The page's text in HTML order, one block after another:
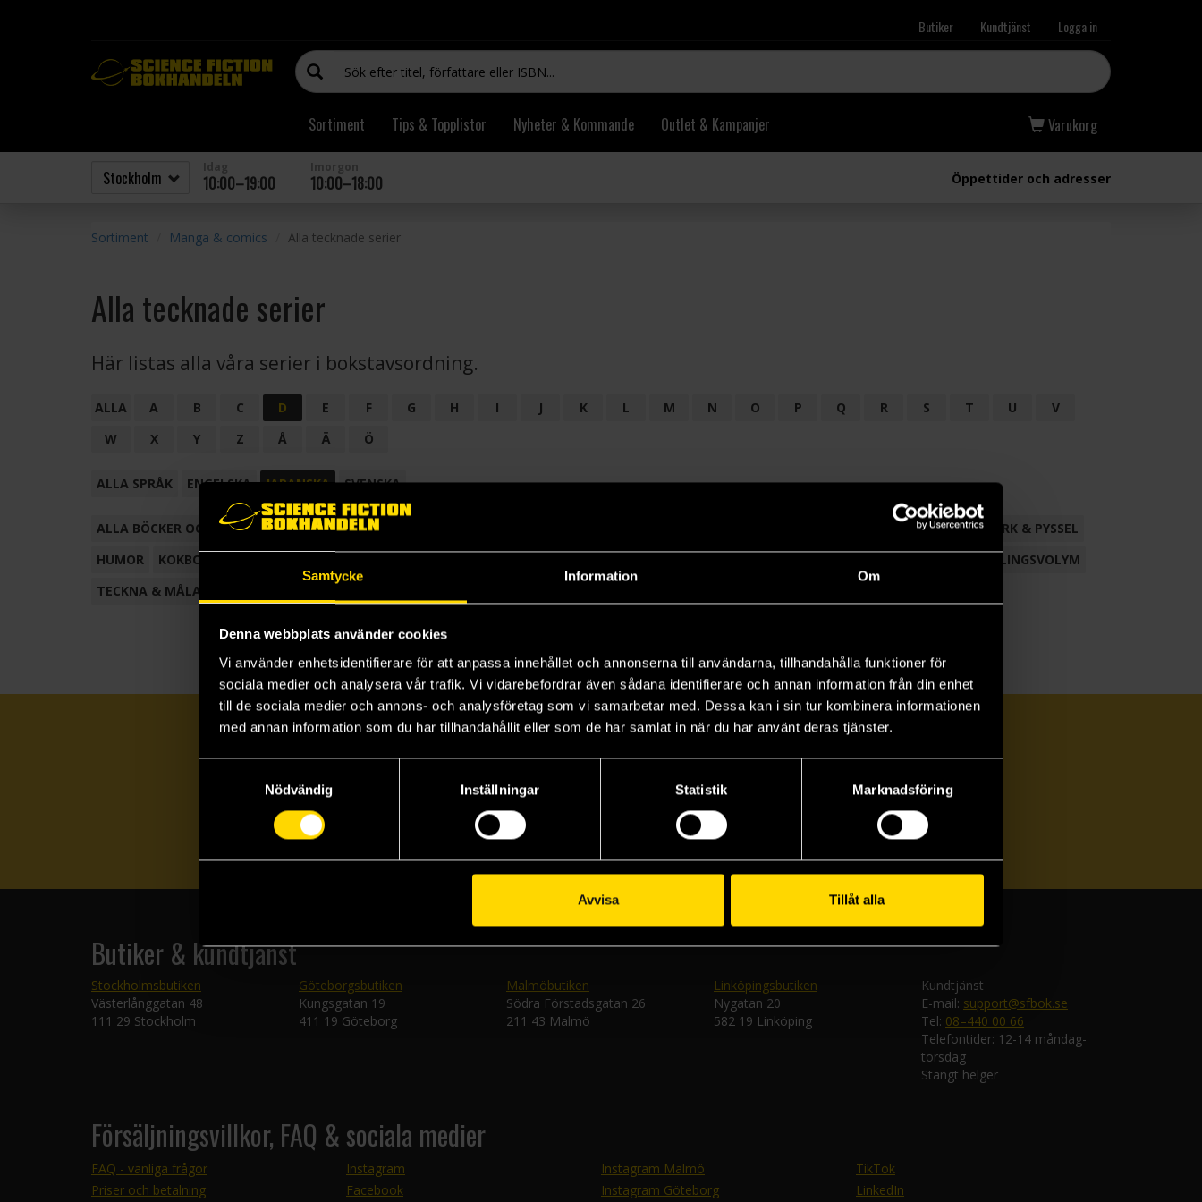
Samtycke Information Om
Denna webbplats använder cookies
Vi använder enhetsidentifierare för att anpassa innehållet och annonserna till användarna, tillhandahålla funktioner för
sociala medier och analysera vår trafik. Vi vidarebefordrar även sådana identifierare och annan information från din enhet
till de sociala medier och annons- och analysföretag som vi samarbetar med. Dessa kan i sin tur kombinera informationen
med annan information som du har tillhandahållit eller som de har samlat in när du har använt deras tjänster.
Nödvändig
Inställningar Statistik Marknadsföring
Avvisa Tillåt alla
Butiker Kundtjänst Logga in
Sortiment Tips & Topplistor Nyheter & Kommande Outlet & Kampanjer Varukorg
10:00–19:00 10:00–18:00 Öppettider och adresser
Sortiment Manga & comics Alla tecknade serier
Alla tecknade serier
Här listas alla våra serier i bokstavsordning.
ALLA A B C D E F G H I J K L M N O P Q R S T U
V
W
X Y Z Å Ä Ö
ALLA SPRÅK ENGELSKA JAPANSKA SVENSKA
ALLA BÖCKER OCH TECKNADE SERIER ANTOLOGI FACKLITTERATUR
HANTVERK & PYSSEL
HUMOR
KOKBOK
SAMLINGSVOLYM
TECKNA & MÅLA
Prenumerera på vårt nyhetsbrev
Butiker & kundtjänst
Stockholmsbutiken
Västerlånggatan 48
111 29 Stockholm
Göteborgsbutiken
Kungsgatan 19
411 19 Göteborg
Malmöbutiken
Södra Förstadsgatan 26
211 43 Malmö
Linköpingsbutiken
Nygatan 20
582 19 Linköping
Kundtjänst
E-mail: support@sfbok.se
Tel: 08–440 00 66
Telefontider: 12-14 måndag-
torsdag
Stängt helger
Försäljningsvillkor, FAQ & sociala medier
FAQ - vanliga frågor
Priser och betalning
Instagram
Facebook
Instagram Malmö
Instagram Göteborg
TikTok
LinkedIn